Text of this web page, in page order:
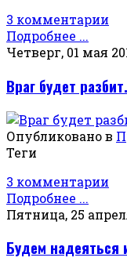
3 комментарии
Подробнее ...
Четверг, 01 мая
Враг будет
Опубликовано в
Теги
3 комментарии
Подробнее ...
Пятница, 25
Будем надеяться